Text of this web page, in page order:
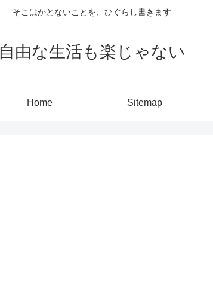
そこはかとないことを、ひぐらし書きます
自由な生活も楽じゃない
Home Sitemap